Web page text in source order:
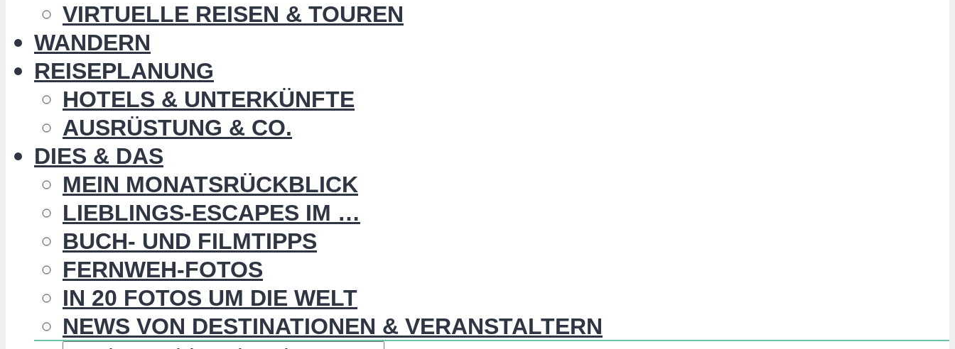
VIRTUELLE REISEN & TOUREN
WANDERN
REISEPLANUNG
HOTELS & UNTERKÜNFTE
AUSRÜSTUNG & CO.
DIES & DAS
MEIN MONATSRÜCKBLICK
LIEBLINGS-ESCAPES IM …
BUCH- UND FILMTIPPS
FERNWEH-FOTOS
IN 20 FOTOS UM DIE WELT
NEWS VON DESTINATIONEN & VERANSTALTERN